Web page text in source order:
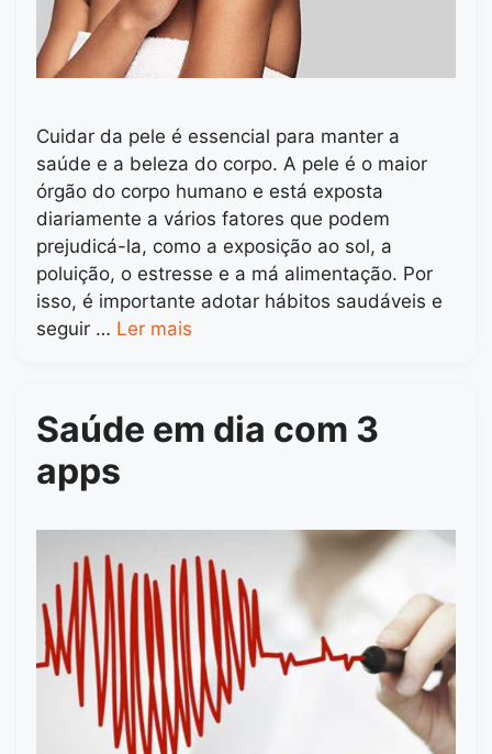
Cuidar da pele é essencial para manter a
saúde e a beleza do corpo. A pele é o maior
órgão do corpo humano e está exposta
diariamente a vários fatores que podem
prejudicá-la, como a exposição ao sol, a
poluição, o estresse e a má alimentação. Por
isso, é importante adotar hábitos saudáveis e
seguir … Ler mais
Saúde em dia com 3
apps